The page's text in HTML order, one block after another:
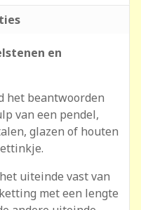
en
het beantwoorden
van een pendel,
glazen of houten
uiteinde vast van
met een lengte